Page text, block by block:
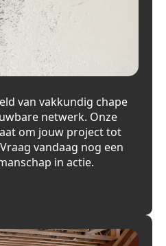
van vakkundig chape
netwerk. Onze
om jouw project tot
vandaag nog een
in actie.